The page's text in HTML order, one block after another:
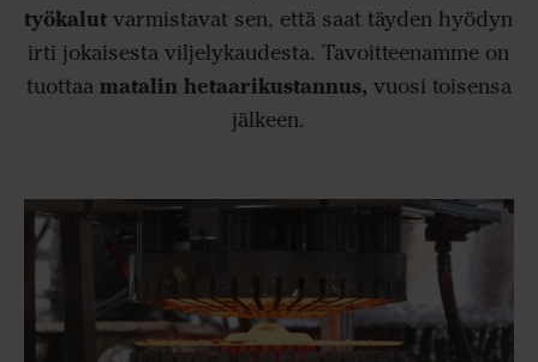
työkalut varmistavat sen, että saat täyden hyödyn
irti jokaisesta viljelykaudesta. Tavoitteenamme on
tuottaa matalin hetaarikustannus, vuosi toisensa
jälkeen.